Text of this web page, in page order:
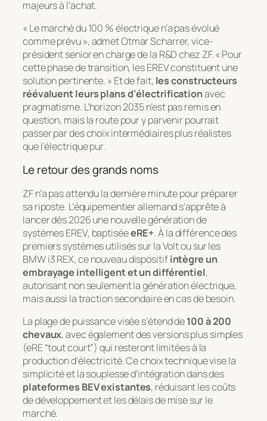
majeurs à l’achat.
« Le marché du 100 % électrique n’a pas évolué
comme prévu », admet Otmar Scharrer, vice-
président senior en charge de la R&D chez ZF. « Pour
cette phase de transition, les EREV constituent une
solution pertinente. » Et de fait, les constructeurs
réévaluent leurs plans d’électrificationavec
pragmatisme. L’horizon 2035 n’est pas remis en
question, mais la route pour y parvenir pourrait
passer par des choix intermédiaires plus réalistes
que l’électrique pur.
Le retour des grands noms
ZF n’a pas attendu la dernière minute pour préparer
sa riposte. L’équipementier allemand s’apprête à
lancer dès 2026 une nouvelle génération de
systèmes EREV, baptiséeeRE+. À la différence des
premiers systèmes utilisés sur la Volt ou sur les
BMW i3 REX, ce nouveau dispositifintègre un
embrayage intelligent et un différentiel,
autorisant non seulement la génération électrique,
mais aussi la traction secondaire en cas de besoin.
La plage de puissance visée s’étend de100 à 200
chevaux, avec également des versions plus simples
(eRE “tout court”) qui resteront limitées à la
production d’électricité. Ce choix technique vise la
simplicité et la souplesse d’intégration dans des
plateformes BEV existantes, réduisant les coûts
de développement et les délais de mise sur le
marché.